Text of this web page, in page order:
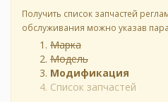
Получить список запчастей
обслуживания можно указав
Марка
Модель
Модификация
Список запчастей